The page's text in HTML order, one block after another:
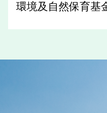
環境及自然保育基